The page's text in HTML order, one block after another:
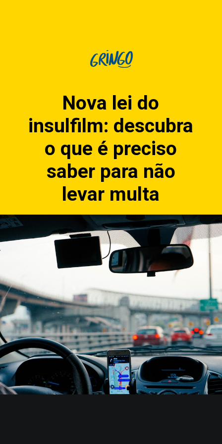
Nova lei do
insulfilm: descubra
o que é preciso
saber para não
levar multa